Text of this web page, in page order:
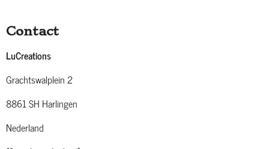
Contact
LuCreations
Grachtswalplein 2
8861 SH Harlingen
Nederland